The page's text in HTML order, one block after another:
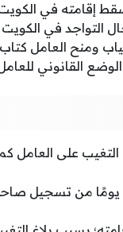
إقامته في
التواجد في
ومنح العامل
القانوني
على العامل
إسقاط إقامة العامل في الكويت تلقائيًا